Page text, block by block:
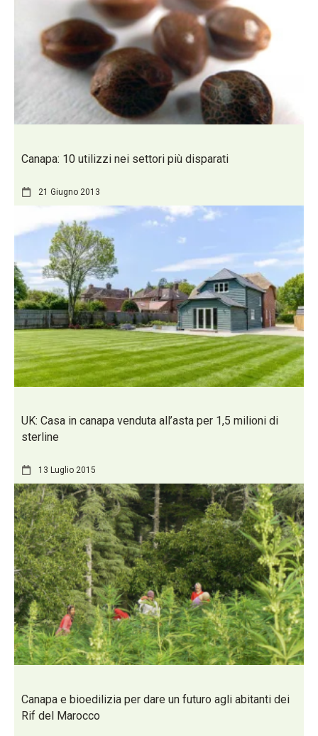
Canapa: 10 utilizzi nei settori più disparati
21 Giugno 2013
UK: Casa in canapa venduta all’asta per 1,5 milioni di
sterline
13 Luglio 2015
Canapa e bioedilizia per dare un futuro agli abitanti dei
Rif del Marocco